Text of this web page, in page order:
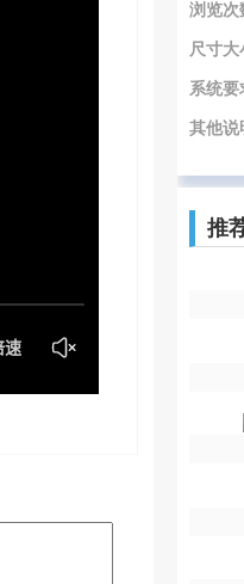
浏览次
尺寸大
系统要
其他说
推